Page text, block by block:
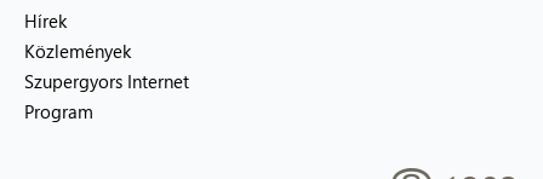
Hírek
Közlemények
Szupergyors Internet
Program